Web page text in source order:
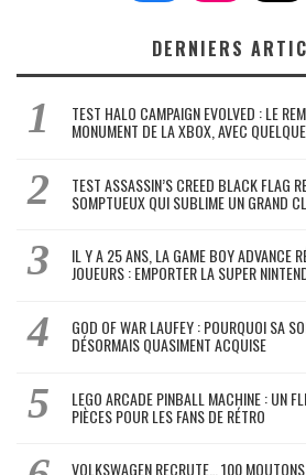
DERNIERS
TEST HALO CAMPAIGN EVOLVED : LE
MONUMENT DE LA XBOX, AVEC
TEST ASSASSIN’S CREED BLACK FLAG
SOMPTUEUX QUI SUBLIME UN GRAND
IL Y A 25 ANS, LA GAME BOY ADVANCE
JOUEURS : EMPORTER LA SUPER
GOD OF WAR LAUFEY : POURQUOI SA
DÉSORMAIS QUASIMENT ACQUISE
LEGO ARCADE PINBALL MACHINE : UN
PIÈCES POUR LES FANS DE RÉTRO
VOLKSWAGEN RECRUTE… 100